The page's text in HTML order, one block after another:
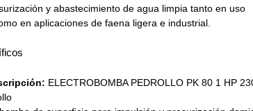
y abastecimiento de agua limpia tanto en uso
en aplicaciones de faena ligera e industrial.
ELECTROBOMBA PEDROLLO PK 80 1 HP